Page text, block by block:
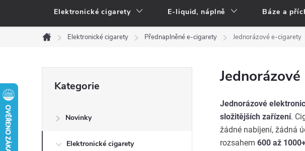
Elektronické cigarety E-liquid, náplně Báze a
Domů
Elektronické cigarety Přednaplněné e-cigarety Jednorázové e-cigarety
s
kategorie
Kategorie
Novinky
Elektronické cigarety
Jednorázové
složitějších zařízení.
žádné nabíjení, žádná
rozsahem 600 až